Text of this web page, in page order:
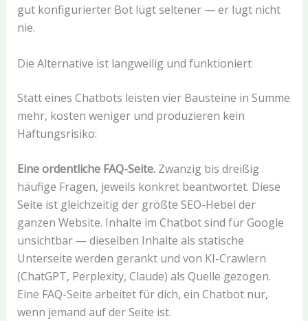
gut konfigurierter Bot lügt seltener — er lügt nicht
nie.
Die Alternative ist langweilig und funktioniert
Statt eines Chatbots leisten vier Bausteine in Summe
mehr, kosten weniger und produzieren kein
Haftungsrisiko:
Eine ordentliche FAQ-Seite.Zwanzig bis dreißig
häufige Fragen, jeweils konkret beantwortet. Diese
Seite ist gleichzeitig der größte SEO-Hebel der
ganzen Website. Inhalte im Chatbot sind für Google
unsichtbar — dieselben Inhalte als statische
Unterseite werden gerankt und von KI-Crawlern
(ChatGPT, Perplexity, Claude) als Quelle gezogen.
Eine FAQ-Seite arbeitet für dich, ein Chatbot nur,
wenn jemand auf der Seite ist.